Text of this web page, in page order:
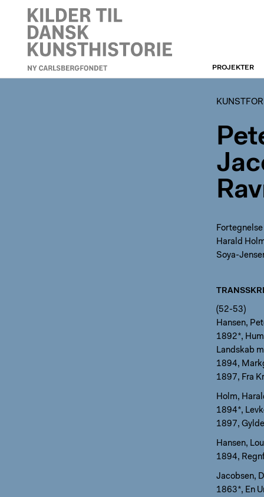
KUNSTFORENINGEN
PROJEKTER
Harald
Soya-
(52-53)
Hansen,
1892*,
Landskab
1894,
1897, Fra
Holm,
1894*,
1897,
Hansen,
1894,
Jacobsen,
1863*, En